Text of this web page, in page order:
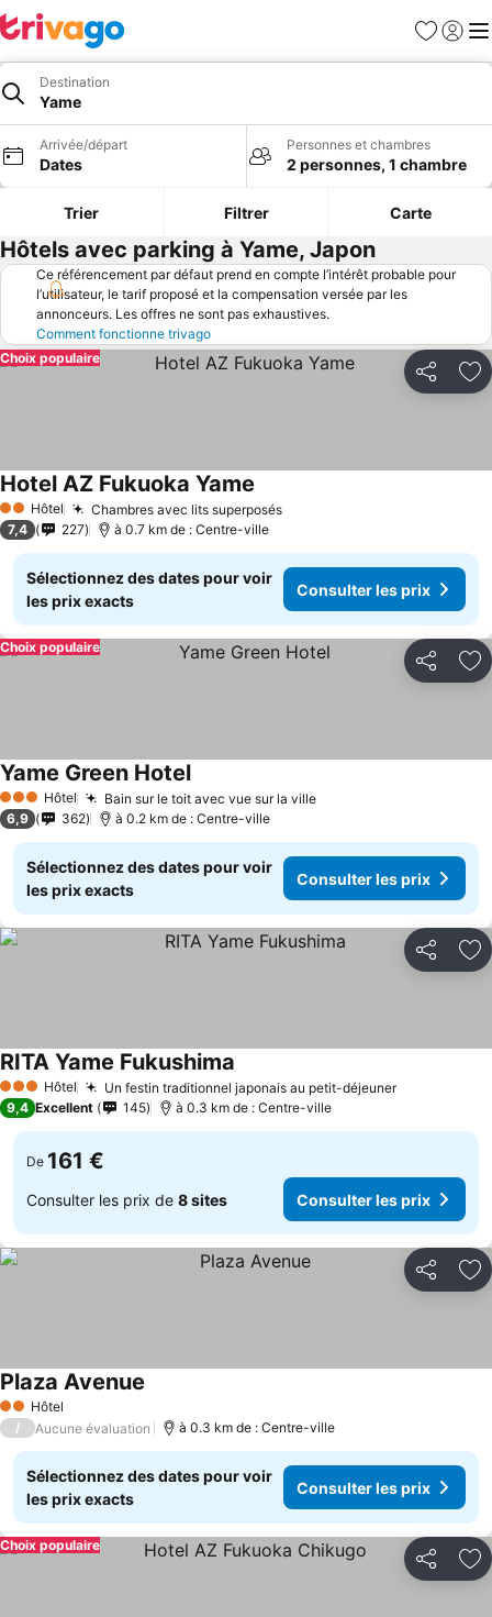
Favoris
Se
Destination
Yame
Arrivée/départ
Dates
Personnes et chambres
2 personnes, 1 chambre
Trier Filtrer Carte
Hôtels avec parking à Yame, Japon
Ce référencement par défaut prend en compte l’intérêt probable pour
l’utilisateur, le tarif proposé et la compensation versée par les
annonceurs. Les offres ne sont pas exhaustives.
Comment fonctionne trivago
Partager
Choix populaire
2 Étoiles
Hôtel Chambres avec lits superposésConsulter les prix
Hotel AZ Fukuoka Yame
7,4 227 à 0.7 km de : Centre-ville
Sélectionnez des dates pour voir
les prix exacts
Consulter les prix
Partager
Choix populaire
3 ÉtoilesHôtel Bain sur le toit avec vue sur la villeConsulter les prix
Yame Green HotelConsulter les prix
6,9 362 à 0.2 km de : Centre-ville
Sélectionnez des dates pour voir
les prix exacts
Consulter les prix
Partager
3 ÉtoilesHôtel Un festin traditionnel japonais au petit-déjeunerConsulter
RITA Yame Fukushima
9,4 Excellent 145 à 0.3 km de : Centre-ville
De 161 €
Consulter les prix de 8 sites Consulter les prix
Partager
2 Étoiles
Hôtel
Plaza Avenue
/ Aucune évaluation à 0.3 km de : Centre-ville
Sélectionnez des dates pour voir
les prix exacts
Consulter les prix
Partager
Choix populaire